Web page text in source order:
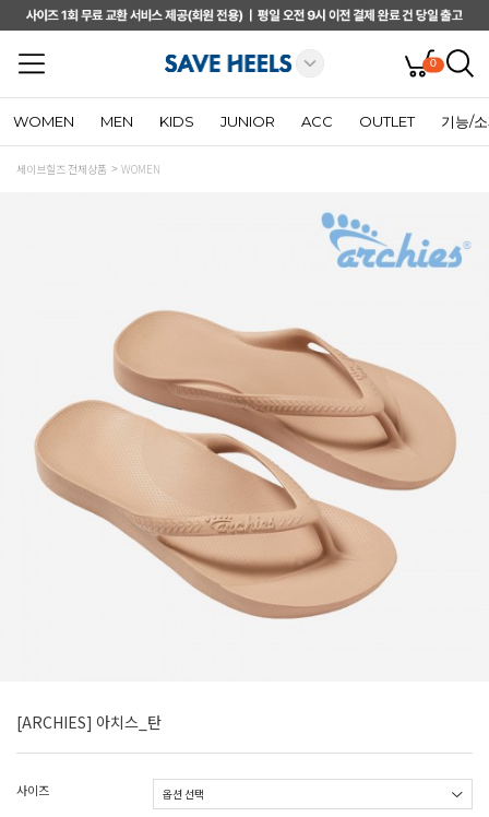
0
WOMEN MEN KIDS JUNIOR ACC OUTLET 기능/
세이브힐즈 전체상품 WOMEN
[ARCHIES] 아치스_탄
사이즈